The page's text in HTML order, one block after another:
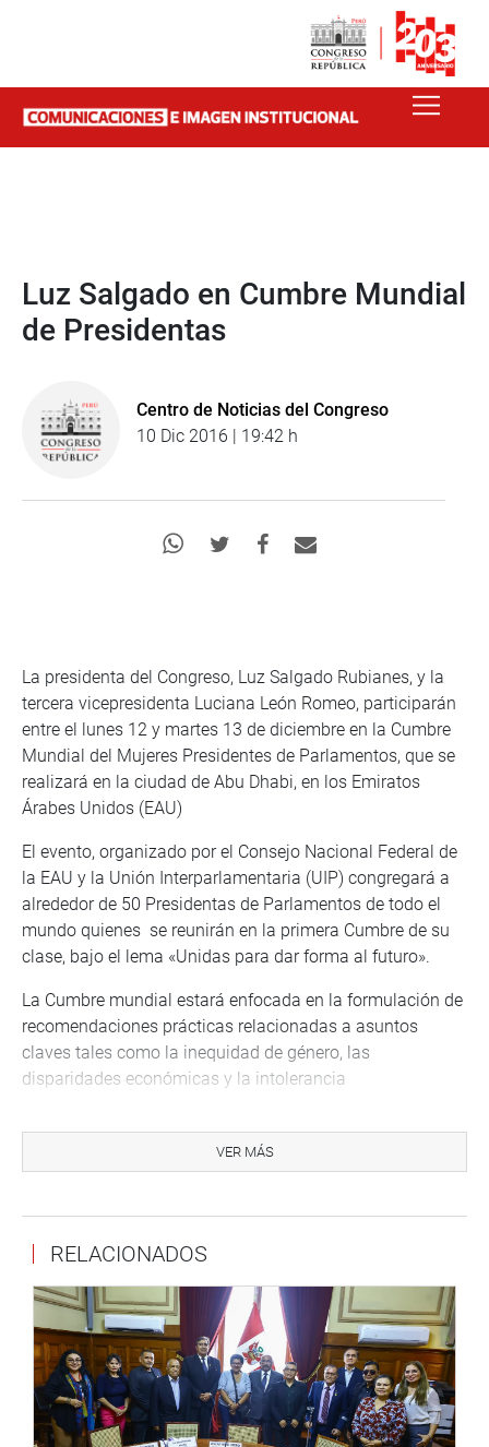
Luz Salgado en Cumbre Mundial
de Presidentas
Centro de Noticias del Congreso
10 Dic 2016 | 19:42 h
La presidenta del Congreso, Luz Salgado Rubianes, y la
tercera vicepresidenta Luciana León Romeo, participarán
entre el lunes 12 y martes 13 de diciembre en la Cumbre
Mundial del Mujeres Presidentes de Parlamentos, que se
realizará en la ciudad de Abu Dhabi, en los Emiratos
Árabes Unidos (EAU)
El evento, organizado por el Consejo Nacional Federal de
la EAU y la Unión Interparlamentaria (UIP) congregará a
alrededor de 50 Presidentas de Parlamentos de todo el
mundo quienes se reunirán en la primera Cumbre de su
clase, bajo el lema «Unidas para dar forma al futuro».
La Cumbre mundial estará enfocada en la formulación de
recomendaciones prácticas relacionadas a asuntos
claves tales como la inequidad de género, las
disparidades económicas y la intolerancia
12 en la sesión ‘Unidos para promover la paz y la
seguridad’, junto a sus pares de Letonia, Namibia y Serbia,
vicepresidenta del Senado de Bélgica, Olga Zrihen.
Además se abordarán temas como ‘Reimaginar el futuro:
Las megatendencias configuran nuestro mundo’, ‘Unidos
a fin de asegurar la prosperidad económica para las
generaciones futuras’, ‘Unidos para proteger la salud del
planeta’, ‘La dinámica cambiante de la comunicación
política’, entre otros.
VER MÁS
RELACIONADOS